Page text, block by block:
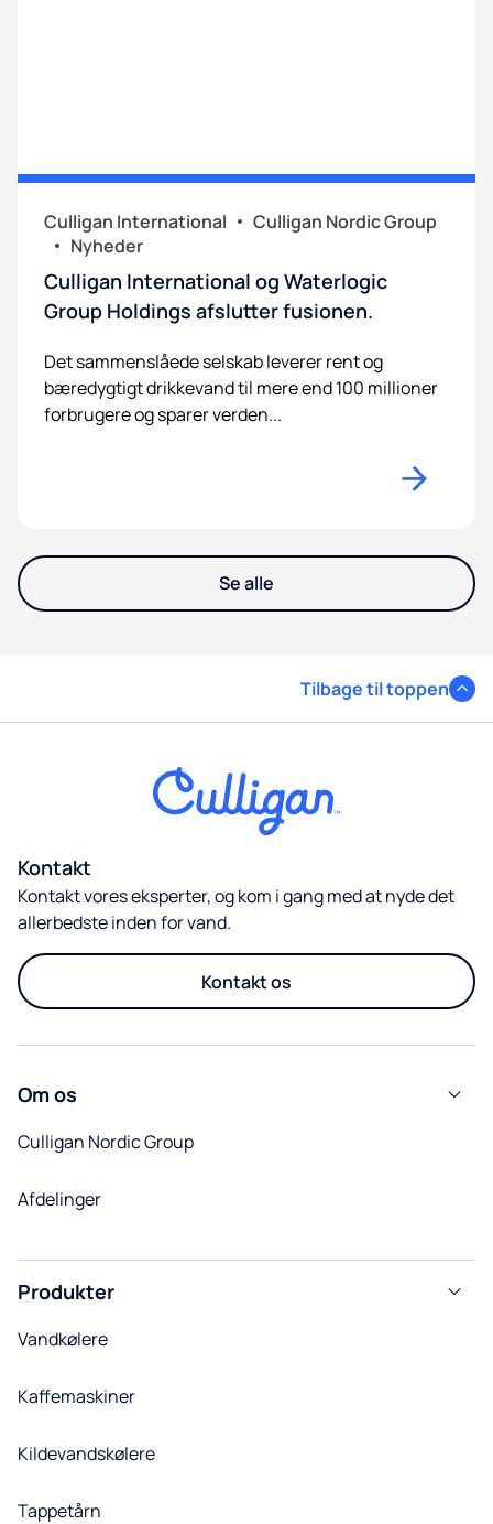
Culligan International
Culligan Nordic Group
Nyheder
Culligan International og Waterlogic
Group Holdings afslutter fusionen.
Det sammenslåede selskab leverer rent og
bæredygtigt drikkevand til mere end 100 millioner
forbrugere og sparer verden...
Se alle
Tilbage til toppen
Kontakt
Kontakt vores eksperter, og kom i gang med at nyde det
allerbedste inden for vand.
Kontakt os
Om os
Culligan Nordic Group
Afdelinger
Produkter
Vandkølere
Kaffemaskiner
Kildevandskølere
Tappetårn